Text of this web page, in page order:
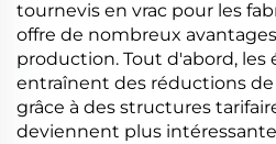
tournevis en vrac pour les
offre de nombreux
production. Tout d'abord, les
entraînent des réductions
grâce à des structures
deviennent plus